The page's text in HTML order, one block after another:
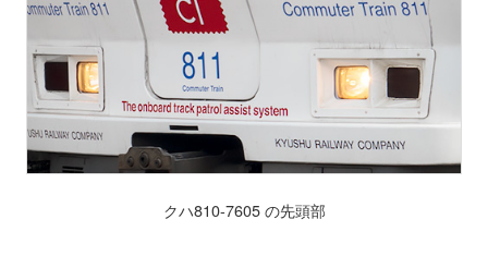
クハ810-7605 の先頭部